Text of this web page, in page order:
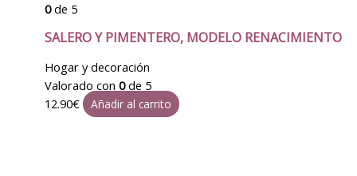
0de 5
SALERO Y PIMENTERO, MODELO RENACIMIENTO
Hogar y decoración
Valorado con 0de 5
12.90€ Añadir al carrito